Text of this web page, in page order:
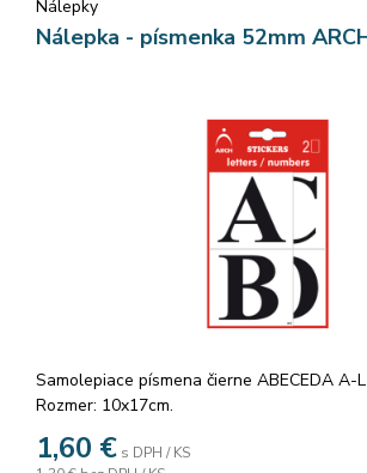
Nálepky
Nálepka - písmenka 52mm
Samolepiace písmena čierne ABECEDA A-
Rozmer: 10x17cm.
1,60 € s DPH / KS